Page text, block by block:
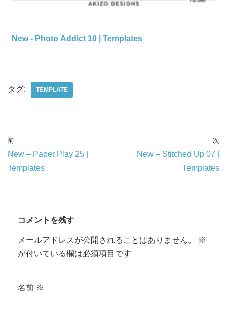
New - Photo Addict 10 | Templates
タグ: TEMPLATE
前
New – Paper Play 25 |
Templates
次
New – Stitched Up 07 |
Templates
コメントを残す
メールアドレスが公開されることはありません。
※
が付いている欄は必須項目です
名前 ※